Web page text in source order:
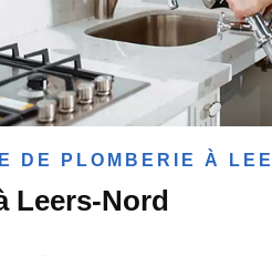
DE PLOMBERIE À
Leers-Nord